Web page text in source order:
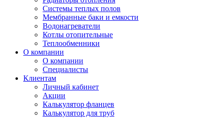
Системы теплых полов
Мембранные баки и емкости
Водонагреватели
Котлы отопительные
Теплообменники
О компании
О компании
Специалисты
Клиентам
Личный кабинет
Акции
Калькулятор фланцев
Калькулятор для труб